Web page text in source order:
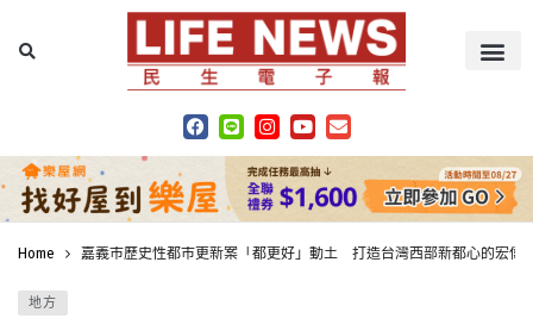
Home 嘉義市歷史性都市更新案「都更好」動土 打造台灣西部新都心的宏偉
地方